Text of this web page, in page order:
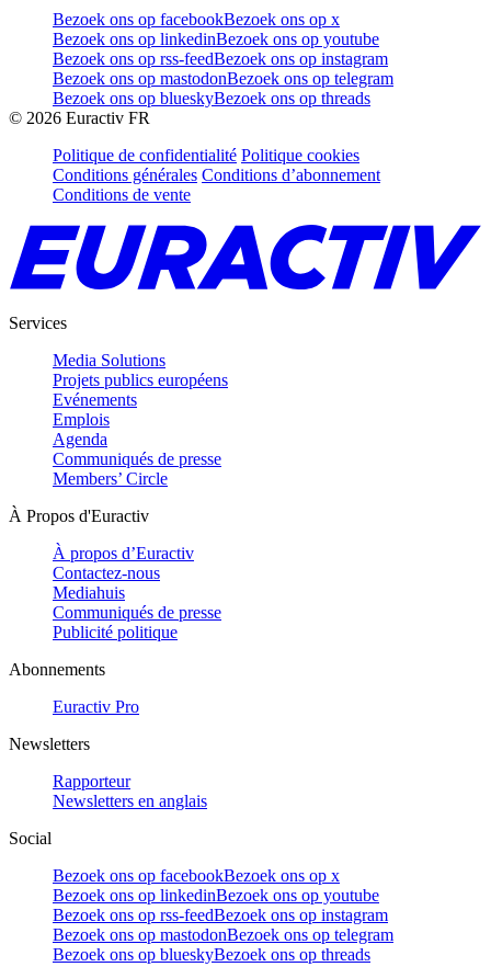
Bezoek ons op facebookBezoek ons op x
Bezoek ons op linkedinBezoek ons op youtube
Bezoek ons op rss-feedBezoek ons op instagram
Bezoek ons op mastodonBezoek ons op telegram
Bezoek ons op blueskyBezoek ons op threads
© 2026 Euractiv FR
Politique de confidentialité Politique cookies
Conditions générales Conditions d’abonnement
Conditions de vente
Services
Media Solutions
Projets publics européens
Evénements
Emplois
Agenda
Communiqués de presse
Members’ Circle
À Propos d'Euractiv
À propos d’Euractiv
Contactez-nous
Mediahuis
Communiqués de presse
Publicité politique
Abonnements
Euractiv Pro
Newsletters
Rapporteur
Newsletters en anglais
Social
Bezoek ons op facebookBezoek ons op x
Bezoek ons op linkedinBezoek ons op youtube
Bezoek ons op rss-feedBezoek ons op instagram
Bezoek ons op mastodonBezoek ons op telegram
Bezoek ons op blueskyBezoek ons op threads